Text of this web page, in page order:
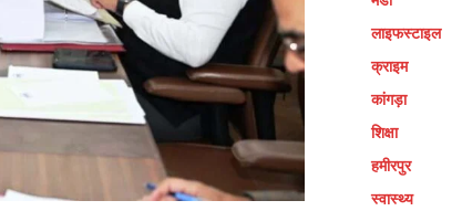
लाइफस्टाइल
क्राइम
कांगड़ा
शिक्षा
हमीरपुर
स्वास्थ्य